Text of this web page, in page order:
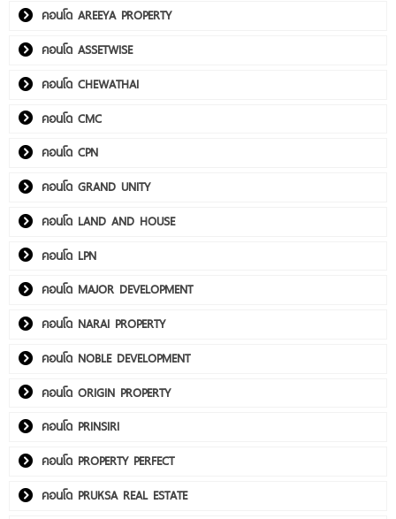
คอนโด AREEYA PROPERTY
คอนโด ASSETWISE
คอนโด CHEWATHAI
คอนโด CMC
คอนโด CPN
คอนโด GRAND UNITY
คอนโด LAND AND HOUSE
คอนโด LPN
คอนโด MAJOR DEVELOPMENT
คอนโด NARAI PROPERTY
คอนโด NOBLE DEVELOPMENT
คอนโด ORIGIN PROPERTY
คอนโด PRINSIRI
คอนโด PROPERTY PERFECT
คอนโด PRUKSA REAL ESTATE